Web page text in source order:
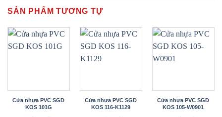
SẢN PHẨM TƯƠNG TỰ
Cửa nhựa PVC SGD
KOS 101G
Cửa nhựa PVC SGD
KOS 116-K1129
Cửa nhựa PVC SGD
KOS 105-W0901